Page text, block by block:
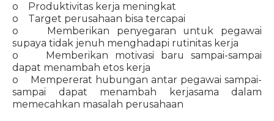
o Produktivitas kerja meningkat
o Target perusahaan bisa tercapai
o Memberikan penyegaran untuk pegawai
supaya tidak jenuh menghadapi rutinitas kerja
o Memberikan motivasi baru sampai-sampai
dapat menambah etos kerja
o Mempererat hubungan antar pegawai sampai-
sampai dapat menambah kerjasama dalam
memecahkan masalah perusahaan